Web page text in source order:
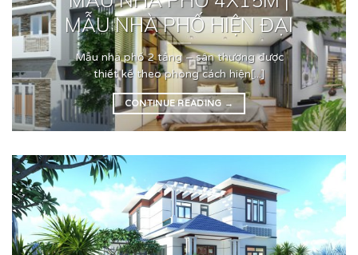
MẪU NHÀ PHỐ HIỆN ĐẠI
Mẫu nhà phố 2 tầng – sân thượng được
thiết kế theo phong cách hiện[...]
CONTINUE READING →